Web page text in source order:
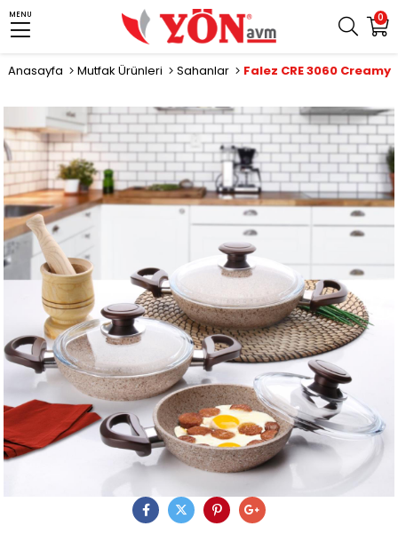
0
MENU
Anasayfa Mutfak Ürünleri Sahanlar